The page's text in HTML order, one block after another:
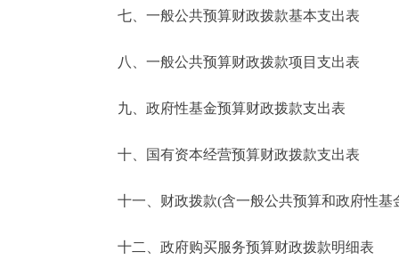
ENGLISH
七、一般公共预算财政拨款基本支出表
八、一般公共预算财政拨款项目支出表
九、政府性基金预算财政拨款支出表
十、国有资本经营预算财政拨款支出表
十一、财政拨款(含一般公共预算和政府性基
十二、政府购买服务预算财政拨款明细表